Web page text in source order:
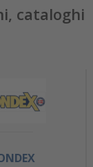
cataloghi